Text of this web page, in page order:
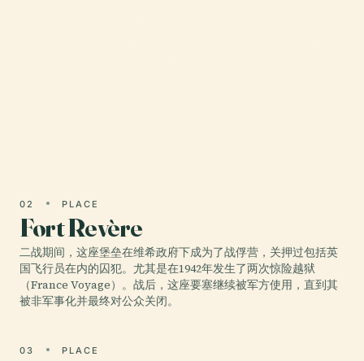
02 PLACE
Fort Revère
二战期间，这座堡垒在维希政府下成为了战俘营，关押过包括英
国飞行员在内的囚犯。尤其是在1942年发生了两次惊险越狱
（France Voyage）。战后，这座要塞继续被军方使用，直到其
被非军事化并最终对公众关闭。
03 PLACE